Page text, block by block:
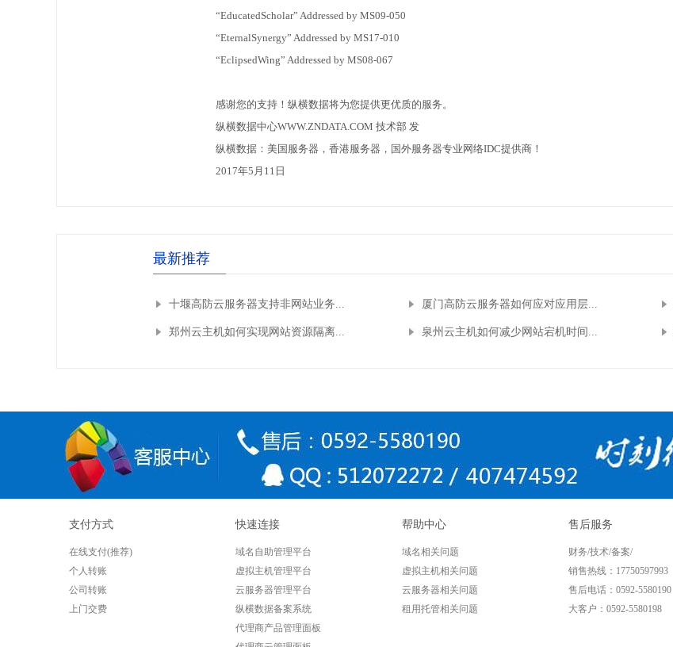
“EducatedScholar” Addressed by MS09-050
“EternalSynergy” Addressed by MS17-010
“EclipsedWing” Addressed by MS08-067
感谢您的支持！纵横数据将为您提供更优质的服务。
纵横数据中心WWW.ZNDATA.COM 技术部 发
纵横数据：美国服务器，香港服务器，国外服务器专业网络IDC提供商！
2017年5月11日
最新推荐
十堰高防云服务器支持非网站业务... 厦门高防云服务器如何应对应用层...
郑州云主机如何实现网站资源隔离... 泉州云主机如何减少网站宕机时间...
支付方式
在线支付(推荐)
个人转账
公司转账
上门交费
快速连接
域名自助管理平台
虚拟主机管理平台
云服务器管理平台
纵横数据备案系统
代理商产品管理面板
帮助中心
域名相关问题
虚拟主机相关问题
云服务器相关问题
租用托管相关问题
售后服务
财务/技术/备案/
销售热线：17750597993
售后电话：0592-5580190
大客户：0592-5580198